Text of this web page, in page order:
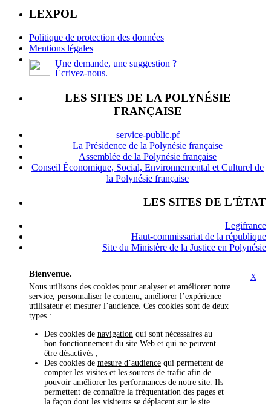
LEXPOL
Politique de protection des données
Mentions légales
Une demande, une suggestion ?
Écrivez-nous.
LES SITES DE LA POLYNÉSIE
FRANÇAISE
service-public.pf
La Présidence de la Polynésie française
Assemblée de la Polynésie française
Conseil Économique, Social, Environnemental et Culturel de
la Polynésie française
LES SITES DE L'ÉTAT
Legifrance
Haut-commissariat de la république
Site du Ministère de la Justice en Polynésie
X
Bienvenue.
Nous utilisons des cookies pour analyser et améliorer notre
service, personnaliser le contenu, améliorer l’expérience
utilisateur et mesurer l’audience. Ces cookies sont de deux
types :
Des cookies de navigation qui sont nécessaires au
bon fonctionnement du site Web et qui ne peuvent
être désactivés ;
Des cookies de mesure d’audience qui permettent de
compter les visites et les sources de trafic afin de
pouvoir améliorer les performances de notre site. Ils
permettent de connaître la fréquentation des pages et
la façon dont les visiteurs se déplacent sur le site.